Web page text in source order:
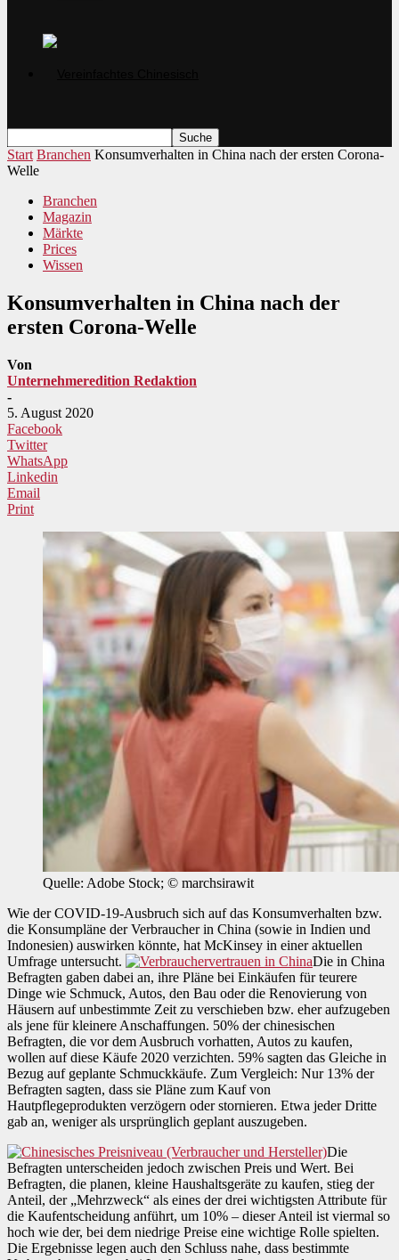
Start Branchen Konsumverhalten in China nach der ersten Corona-
Welle
Branchen
Magazin
Märkte
Prices
Wissen
Konsumverhalten in China nach der
ersten Corona-Welle
Von
Unternehmeredition Redaktion
-
5. August 2020
Facebook
Twitter
WhatsApp
Linkedin
Email
Print
Quelle: Adobe Stock; © marchsirawit
Wie der COVID-19-Ausbruch sich auf das Konsumverhalten bzw.
die Konsumpläne der Verbraucher in China (sowie in Indien und
Indonesien) auswirken könnte, hat McKinsey in einer aktuellen
Umfrage untersucht.
Die in China
Befragten gaben dabei an, ihre Pläne bei Einkäufen für teurere
Dinge wie Schmuck, Autos, den Bau oder die Renovierung von
Häusern auf unbestimmte Zeit zu verschieben bzw. eher aufzugeben
als jene für kleinere Anschaffungen. 50% der chinesischen
Befragten, die vor dem Ausbruch vorhatten, Autos zu kaufen,
wollen auf diese Käufe 2020 verzichten. 59% sagten das Gleiche in
Bezug auf geplante Schmuckkäufe. Zum Vergleich: Nur 13% der
Befragten sagten, dass sie Pläne zum Kauf von
Hautpflegeprodukten verzögern oder stornieren. Etwa jeder Dritte
gab an, weniger als ursprünglich geplant auszugeben.
Die
Befragten unterscheiden jedoch zwischen Preis und Wert. Bei
Befragten, die planen, kleine Haushaltsgeräte zu kaufen, stieg der
Anteil, der „Mehrzweck“ als eines der drei wichtigsten Attribute für
die Kaufentscheidung anführt, um 10% – dieser Anteil ist viermal so
hoch wie der, bei dem niedrige Preise eine wichtige Rolle spielten.
Die Ergebnisse legen auch den Schluss nahe, dass bestimmte